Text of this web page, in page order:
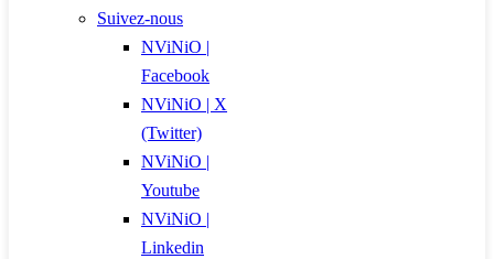
Suivez-nous
NViNiO |
Facebook
NViNiO | X
(Twitter)
NViNiO |
Youtube
NViNiO |
Linkedin